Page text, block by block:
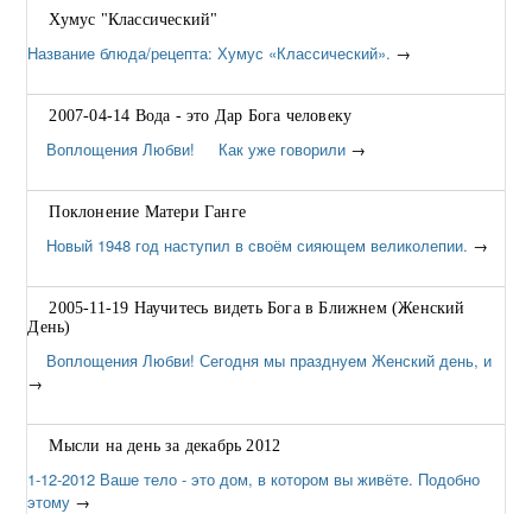
Хумус "Классический"
Название блюда/рецепта: Хумус «Классический». →
2007-04-14 Вода - это Дар Бога человеку
Воплощения Любви! Как уже говорили →
Поклонение Матери Ганге
Новый 1948 год наступил в своём сияющем великолепии. →
2005-11-19 Научитесь видеть Бога в Ближнем (Женский
День)
Воплощения Любви! Сегодня мы празднуем Женский день, и
→
Мысли на день за декабрь 2012
1-12-2012 Ваше тело - это дом, в котором вы живёте. Подобно
этому →